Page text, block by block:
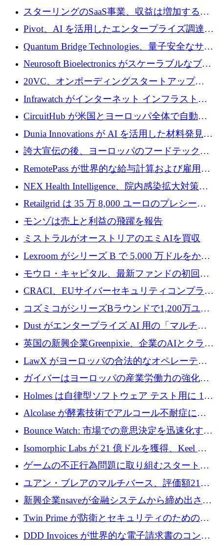
ラ テクノロジーを拡張するためにシリーズ A
で 1,600 万ドルを調達
スターリングのSaaS事業、収益は増加するも
グループ利益は減少
Pivot、AI を活用したエンタープライズ調達プ
ラットフォームを拡大するために 4,000 万ド
ルを調達
Quantum Bridge Technologies、量子安全なサイ
バーセキュリティ インフラストラクチャの拡
Neurosoft Bioelectronics がスケーラブルなブレ
イン コンピューター インターフェイスのため
に 750 万ドルを調達
20VC、オンボーディングスタートアップ
Prelude へのシリーズ A 投資で 2,000 万ドルを
Infrawatch がインターネット インフラストラ
クチャ インテリジェンス向けに 300 万ドルの
プレシードを確保
CircuitHub が米国とヨーロッパ全体で自動電
子機器製造を拡大するために 2,800 万ドルを
Dunia Innovations が AI を活用した材料発見を
産業化するために 2 億 8,000 万ユーロのベル
誇大宣伝の後、ヨーロッパのフードテックセ
クターはファンダメンタルズを中心に再構築
RemotePass が世界的な給与計算および雇用プ
ラットフォームを拡大するために 1,740 万ド
NEX Health Intelligence、院内感染拡大対策に
100万ユーロを確保
Retailgrid は 35 万 8,000 ユーロのプレシード
ラウンドで小売業のスプレッドシートをター
ゲットにしています
モンゾは売上と利益の飛躍を報告
ミストラルがオーストリアのエミAIを買収
Lexroom がシリーズ B で 5,000 万ドルをかけ
てヨーロッパ大陸法用の法律 AI を構築
モウロ・キャピタル、最新ファンドの初回ク
ローズで4億ドルを確保
CRACI、EUサイバーセキュリティコンプライ
アンスプラットフォームのために140万ユーロ
コズミコがシリーズBラウンドで1,200万ユー
ロを調達
Dust がエンタープライズ AI 用の「マルチプ
レイヤー」オペレーティング システムを構築
するシリーズ B で 4,000 万ドルを調達
英国の新興企業Greenpixie、企業のAIとクラウ
ドのエネルギー無駄を削減するために470万ポ
ンドを調達
LawX がヨーロッパの合法的なオペレーティ
ング システムを構築するために 750 万ユーロ
を調達
ガイバーはヨーロッパの産業労働力の強化に
貢献するために 140 万ユーロを獲得
Holmes は自律型ソフトウェア テスト用に 110
万ユーロのプレシードを提供して開始
Alcolase が酵素技術でアルコール不耐症に取
り組むために 150 万ユーロを調達
Bounce Watch: 市場での意思決定を迅速化する
ためのインテリジェンス層を構築する
Isomorphic Labs が 21 億ドルを獲得、Keel の
ネオバンク後の軸、ポーランドのソフトウェ
ア進化
ゲームの不正行為問題に取り組むスタートア
ップを紹介する
ユアン・ブレアのマルチバース、評価額21億
ドルで7,000万ドルを調達
新興企業nsaveが金融システムから締め出され
たシリア人に国際銀行アクセスをもたらす
Twin Prime が防衛とセキュリティのためのフ
ロンティア AI モデルを構築するために 1,000
DDD Invoices が世界的な電子請求書のコンプ